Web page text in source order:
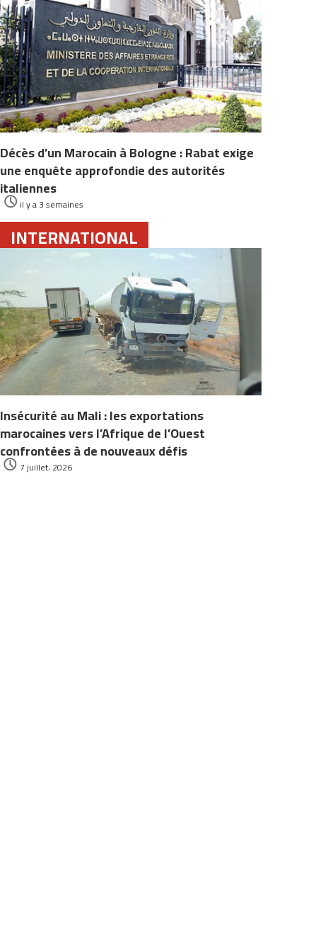
Décès d’un Marocain à Bologne : Rabat exige
une enquête approfondie des autorités
italiennes
il y a 3 semaines
INTERNATIONAL
Insécurité au Mali : les exportations
marocaines vers l’Afrique de l’Ouest
confrontées à de nouveaux défis
7 juillet، 2026